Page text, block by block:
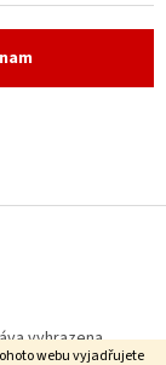
webu vyjadřujete
vyhrazena.